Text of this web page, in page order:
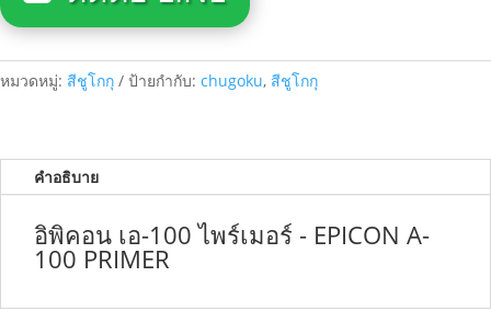
หมวดหมู่: สีชูโกกุ ป้ายกำกับ: chugoku, สีชูโกกุ
คำอธิบาย
อิพิคอน เอ-100 ไพร์เมอร์ - EPICON A-
100 PRIMER